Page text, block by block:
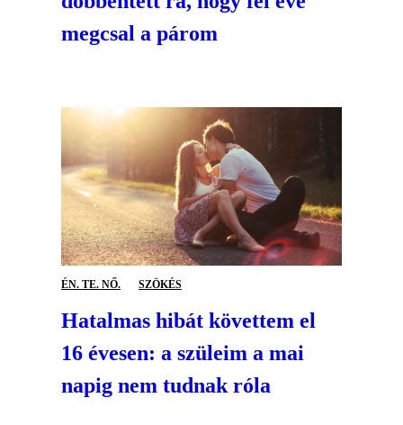
megcsal a párom
ÉN. TE. NŐ. SZÖKÉS
Hatalmas hibát követtem el
16 évesen: a szüleim a mai
napig nem tudnak róla